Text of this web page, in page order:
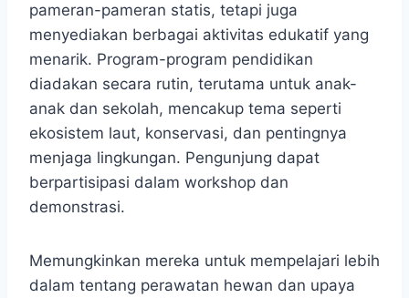
pameran-pameran statis, tetapi juga
menyediakan berbagai aktivitas edukatif yang
menarik. Program-program pendidikan
diadakan secara rutin, terutama untuk anak-
anak dan sekolah, mencakup tema seperti
ekosistem laut, konservasi, dan pentingnya
menjaga lingkungan. Pengunjung dapat
berpartisipasi dalam workshop dan
demonstrasi.
Memungkinkan mereka untuk mempelajari lebih
dalam tentang perawatan hewan dan upaya